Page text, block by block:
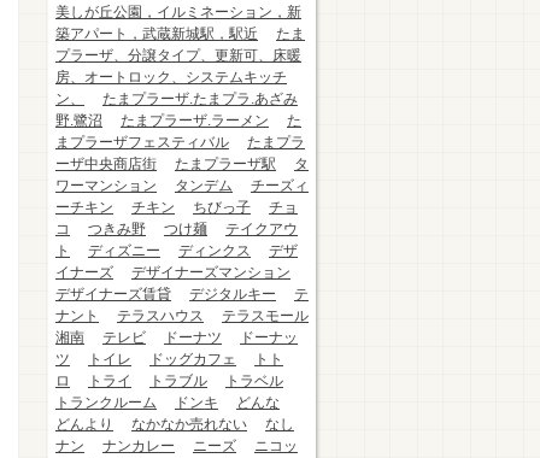
美しが丘公園，イルミネーション，新
築アパート，武蔵新城駅，駅近
たま
プラーザ、分譲タイプ、更新可、床暖
房、オートロック、システムキッチ
ン、
たまプラーザ.たまプラ.あざみ
野.鷺沼
たまプラーザ.ラーメン
た
まプラーザフェスティバル
たまプラ
ーザ中央商店街
たまプラーザ駅
タ
ワーマンション
タンデム
チーズィ
ーチキン
チキン ちびっ子
チョ
コ
つきみ野 つけ麺
テイクアウ
ト
ディズニー ディンクス
デザ
イナーズ
デザイナーズマンション
デザイナーズ賃貸
デジタルキー
テ
ナント
テラスハウス
テラスモール
湘南
テレビ ドーナツ
ドーナッ
ツ
トイレ ドッグカフェ
トト
ロ
トライ トラブル
トラベル
トランクルーム
ドンキ
どんな
どんより
なかなか売れない
なし
ナン
ナンカレー ニーズ
ニコッ